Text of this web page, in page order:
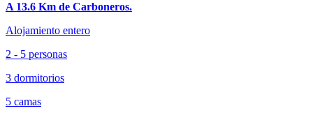
A 13.6 Km de Carboneros.
Alojamiento entero
2 - 5 personas
3 dormitorios
5 camas